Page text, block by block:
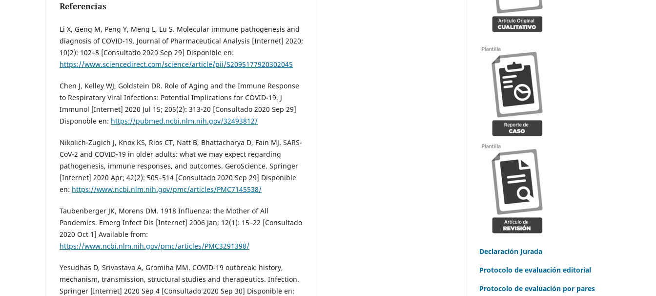
Referencias
Li X, Geng M, Peng Y, Meng L, Lu S. Molecular immune pathogenesis and
diagnosis of COVID-19. Journal of Pharmaceutical Analysis [Internet] 2020;
10(2): 102–8 [Consultado 2020 Sep 29] Disponible en:
https://www.sciencedirect.com/science/article/pii/S2095177920302045
Chen J, Kelley WJ, Goldstein DR. Role of Aging and the Immune Response
to Respiratory Viral Infections: Potential Implications for COVID-19. J
Immunol [Internet] 2020 Jul 15; 205(2): 313-20 [Consultado 2020 Sep 29]
Disponoble en: https://pubmed.ncbi.nlm.nih.gov/32493812/
Nikolich-Zugich J, Knox KS, Rios CT, Natt B, Bhattacharya D, Fain MJ. SARS-
CoV-2 and COVID-19 in older adults: what we may expect regarding
pathogenesis, immune responses, and outcomes. GeroScience. Springer
[Internet] 2020 Apr; 42(2): 505–514 [Consultado 2020 Sep 29] Disponible
en: https://www.ncbi.nlm.nih.gov/pmc/articles/PMC7145538/
Taubenberger JK, Morens DM. 1918 Influenza: the Mother of All
Pandemics. Emerg Infect Dis [Internet] 2006 Jan; 12(1): 15–22 [Consultado
2020 Oct 1] Available from:
https://www.ncbi.nlm.nih.gov/pmc/articles/PMC3291398/
Yesudhas D, Srivastava A, Gromiha MM. COVID-19 outbreak: history,
mechanism, transmission, structural studies and therapeutics. Infection.
Springer [Internet] 2020 Sep 4 [Consultado 2020 Sep 30] Disponible en:
Declaración Jurada
Protocolo de evaluación editorial
Protocolo de evaluación por pares